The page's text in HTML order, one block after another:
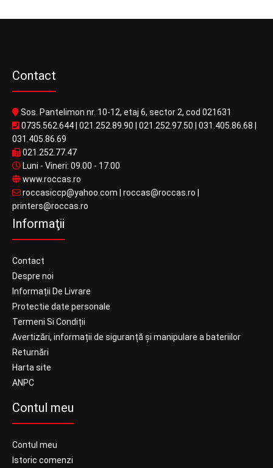
Contact
Sos. Pantelimon nr. 10-12, etaj 6, sector 2, cod 021631
0735.562.644 021.252.89.90 021.252.97.50 031.405.86.68
031.405.86.69
021.252.77.47
Luni - Vineri: 09.00 - 17.00
www.roccas.ro
roccasiccp@yahoo.com
roccas@roccas.ro
printers@roccas.ro
Informaţii
Contact
Despre noi
Informații De Livrare
Protectie date personale
Termeni Si Condiții
Avertizări, informații de siguranță și manipulare a bateriilor
Returnări
Harta site
ANPC
Contul meu
Contul meu
Istoric comenzi